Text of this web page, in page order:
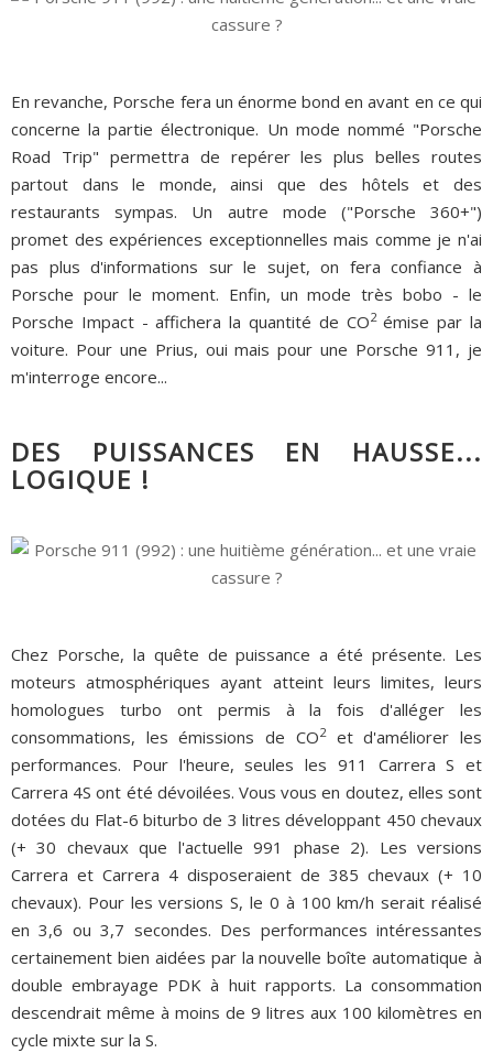
En revanche, Porsche fera un énorme bond en avant en ce qui
concerne la partie électronique. Un mode nommé "Porsche
Road Trip" permettra de repérer les plus belles routes
partout dans le monde, ainsi que des hôtels et des
restaurants sympas. Un autre mode ("Porsche 360+")
promet des expériences exceptionnelles mais comme je n'ai
pas plus d'informations sur le sujet, on fera confiance à
Porsche pour le moment. Enfin, un mode très bobo - le
Porsche Impact - affichera la quantité de CO2émise par la
voiture. Pour une Prius, oui mais pour une Porsche 911, je
m'interroge encore...
DES PUISSANCES EN HAUSSE...
LOGIQUE !
Chez Porsche, la quête de puissance a été présente. Les
moteurs atmosphériques ayant atteint leurs limites, leurs
homologues turbo ont permis à la fois d'alléger les
consommations, les émissions de CO2et d'améliorer les
performances. Pour l'heure, seules les 911 Carrera S et
Carrera 4S ont été dévoilées. Vous vous en doutez, elles sont
dotées du Flat-6 biturbo de 3 litres développant 450 chevaux
(+ 30 chevaux que l'actuelle 991 phase 2). Les versions
Carrera et Carrera 4 disposeraient de 385 chevaux (+ 10
chevaux). Pour les versions S, le 0 à 100 km/h serait réalisé
en 3,6 ou 3,7 secondes. Des performances intéressantes
certainement bien aidées par la nouvelle boîte automatique à
double embrayage PDK à huit rapports. La consommation
descendrait même à moins de 9 litres aux 100 kilomètres en
cycle mixte sur la S.